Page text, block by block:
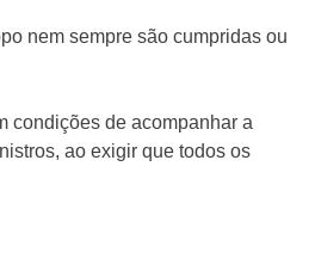
nem sempre são cumpri­das ou
condições de acompanhar a
ao exigir que todos os